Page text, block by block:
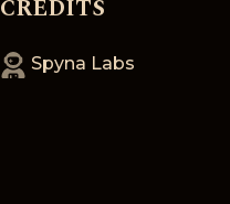
CREDITS
Spyna Labs